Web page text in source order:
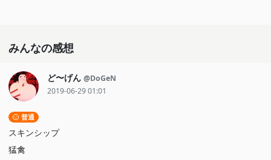
みんなの感想
ど〜げん @DoGeN
2019-06-29 01:01
普通
スキンシップ
猛禽